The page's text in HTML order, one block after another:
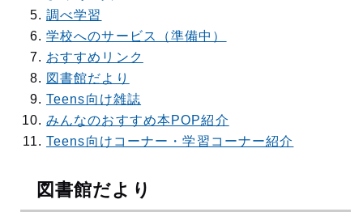
調べ学習
学校へのサービス（準備中）
おすすめリンク
図書館だより
Teens向け雑誌
みんなのおすすめ本POP紹介
Teens向けコーナー・学習コーナー紹介
図書館だより